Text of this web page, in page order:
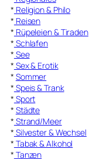
* Religion & Philo
* Reisen
* Rüpeleien & Tiraden
* Schlafen
* See
* Sex & Erotik
* Sommer
* Speis & Trank
* Sport
* Städte
* Strand/Meer
* Silvester & Wechsel
* Tabak & Alkohol
* Tanzen